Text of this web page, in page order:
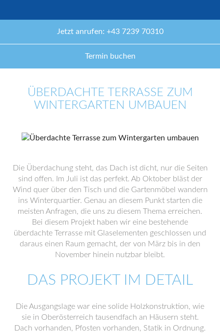
Jetzt anrufen: +43 7239 70310
Termin buchen
ÜBERDACHTE TERRASSE ZUM
WINTERGARTEN UMBAUEN
Die Überdachung steht, das Dach ist dicht, nur die Seiten
sind offen. Im Juli ist das perfekt. Ab Oktober bläst der
Wind quer über den Tisch und die Gartenmöbel wandern
ins Winterquartier. Genau an diesem Punkt starten die
meisten Anfragen, die uns zu diesem Thema erreichen.
Bei diesem Projekt haben wir eine bestehende
überdachte Terrasse mit Glaselementen geschlossen und
daraus einen Raum gemacht, der von März bis in den
November hinein nutzbar bleibt.
DAS PROJEKT IM DETAIL
Die Ausgangslage war eine solide Holzkonstruktion, wie
sie in Oberösterreich tausendfach an Häusern steht.
Dach vorhanden, Pfosten vorhanden, Statik in Ordnung.